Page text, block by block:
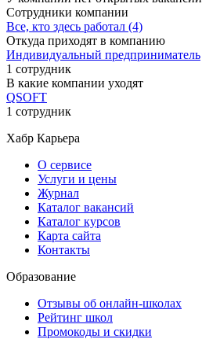
Сотрудники компании
Все, кто здесь работал (4)
Откуда приходят в компанию
Индивидуальный предприниматель
1 сотрудник
В какие компании уходят
QSOFT
1 сотрудник
Хабр Карьера
О сервисе
Услуги и цены
Журнал
Каталог вакансий
Каталог курсов
Карта сайта
Контакты
Образование
Отзывы об онлайн-школах
Рейтинг школ
Промокоды и скидки